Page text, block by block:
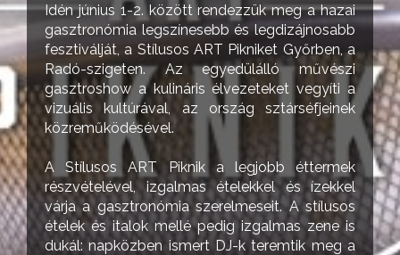
Idén június 1-2. között rendezzük meg a hazai
gasztronómia legszínesebb és legdizájnosabb
fesztiválját, a Stílusos ART Pikniket Győrben, a
Radó-szigeten. Az egyedülálló művészi
gasztroshow a kulináris élvezeteket vegyíti a
vizuális kultúrával, az ország sztárséfjeinek
közreműködésével.
A Stílusos ART Piknik a legjobb éttermek
részvételével, izgalmas ételekkel és ízekkel
várja a gasztronómia szerelmeseit. A stílusos
ételek és italok mellé pedig izgalmas zene is
dukál: napközben ismert DJ-k teremtik meg a